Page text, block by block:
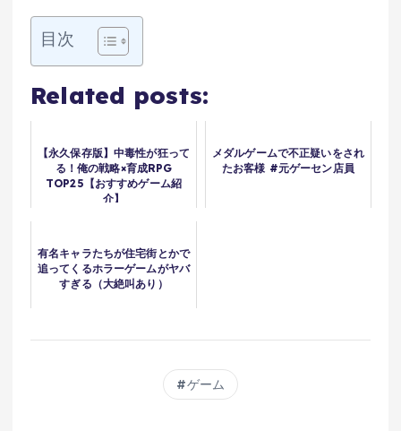
目次
Related posts:
【永久保存版】中毒性が狂って
る！俺の戦略×育成RPG
TOP25【おすすめゲーム紹
介】
メダルゲームで不正疑いをされ
たお客様 #元ゲーセン店員
有名キャラたちが住宅街とかで
追ってくるホラーゲームがヤバ
すぎる（大絶叫あり）
ゲーム